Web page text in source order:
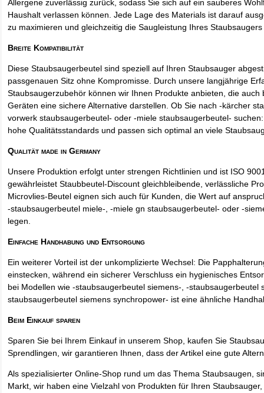
Allergene zuverlässig zurück, sodass Sie sich auf ein sauberes
Haushalt verlassen können. Jede Lage des Materials ist darauf
zu maximieren und gleichzeitig die Saugleistung Ihres
Breite Kompatibilität
Diese Staubsaugerbeutel sind speziell auf Ihren Staubsauger
passgenauen Sitz ohne Kompromisse. Durch unsere langjährige
Staubsaugerzubehör können wir Ihnen Produkte anbieten, die auch
Geräten eine sichere Alternative darstellen. Ob Sie nach -kärcher
vorwerk staubsaugerbeutel- oder -miele staubsaugerbeutel-
hohe Qualitätsstandards und passen sich optimal an viele
Qualität made in Germany
Unsere Produktion erfolgt unter strengen Richtlinien und ist ISO
gewährleistet Staubbeutel-Discount gleichbleibende, verlässliche
Microvlies-Beutel eignen sich auch für Kunden, die Wert auf
-staubsaugerbeutel miele-, -miele gn staubsaugerbeutel- oder -
legen.
Einfache Handhabung und Entsorgung
Ein weiterer Vorteil ist der unkomplizierte Wechsel: Die
einstecken, während ein sicherer Verschluss ein hygienisches
bei Modellen wie -staubsaugerbeutel siemens-, -staubsaugerbeutel
staubsaugerbeutel siemens synchropower- ist eine ähnliche
Beim Einkauf sparen
Sparen Sie bei Ihrem Einkauf in unserem Shop, kaufen Sie
Sprendlingen, wir garantieren Ihnen, dass der Artikel eine gute
Als spezialisierter Online-Shop rund um das Thema Staubsaugen,
Markt, wir haben eine Vielzahl von Produkten für Ihren